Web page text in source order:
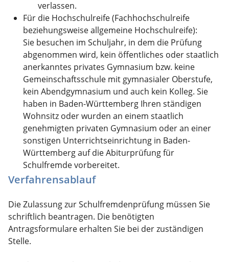
verlassen.
Für die Hochschulreife (Fachhochschulreife
beziehungsweise allgemeine Hochschulreife):
Sie besuchen im Schuljahr, in dem die Prüfung
abgenommen wird, kein öffentliches oder staatlich
anerkanntes privates Gymnasium bzw. keine
Gemeinschaftsschule mit gymnasialer Oberstufe,
kein Abendgymnasium und auch kein Kolleg. Sie
haben in Baden-Württemberg Ihren ständigen
Wohnsitz oder wurden an einem staatlich
genehmigten privaten Gymnasium oder an einer
sonstigen Unterrichtseinrichtung in Baden-
Württemberg auf die Abiturprüfung für
Schulfremde vorbereitet.
Verfahrensablauf
Die Zulassung zur Schulfremdenprüfung müssen Sie
schriftlich beantragen. Die benötigten
Antragsformulare erhalten Sie bei der zuständigen
Stelle.